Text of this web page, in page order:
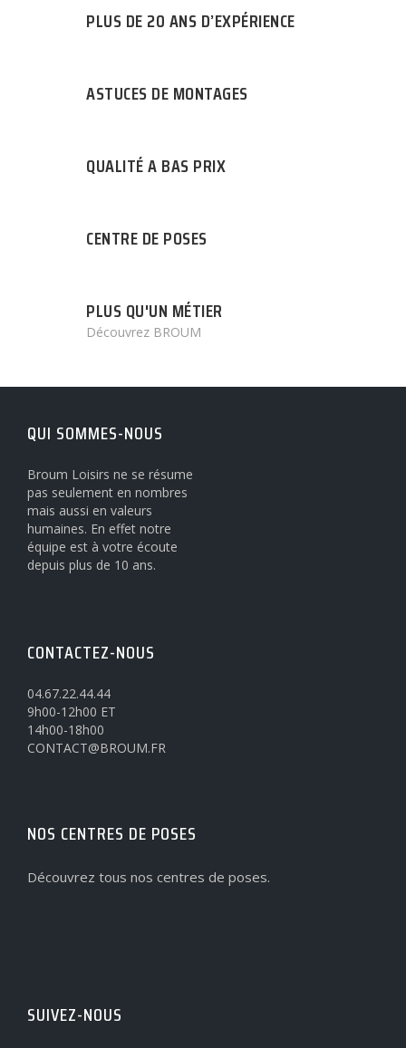
PLUS DE 20 ANS D’EXPÉRIENCE
ASTUCES DE MONTAGES
QUALITÉ A BAS PRIX
CENTRE DE POSES
PLUS QU'UN MÉTIER
Découvrez BROUM
QUI SOMMES-NOUS
Broum Loisirs ne se résume
pas seulement en nombres
mais aussi en valeurs
humaines. En effet notre
équipe est à votre écoute
depuis plus de 10 ans.
CONTACTEZ-NOUS
04.67.22.44.44
9h00-12h00 ET
14h00-18h00
CONTACT@BROUM.FR
NOS CENTRES DE POSES
Découvrez tous nos centres de poses.
SUIVEZ-NOUS